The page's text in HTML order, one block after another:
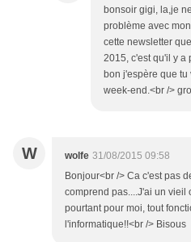
bonsoir gigi, la,je
problème avec
cette newsletter
2015, c'est qu'il y a
bon j'espère que tu
week-end.<br />
W wolfe 31/08/2015 09:58
Bonjour<br /> Ca c'est pas
comprend pas....J'ai un vieil
pourtant pour moi, tout
l'informatique!!<br /> Bisous